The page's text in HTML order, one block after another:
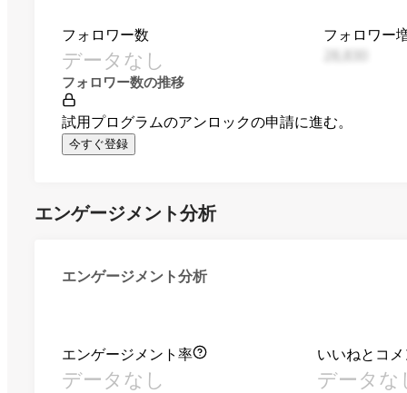
フォロワー数
データなし
フォロワー
フォロワー数の推移
試用プログラムのアンロックの申請に進む。
今すぐ登録
エンゲージメント分析
エンゲージメント分析
エンゲージメント率
データなし
いいねとコ
データな